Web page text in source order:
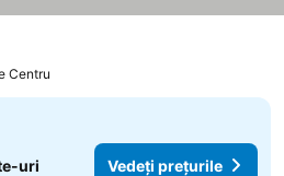
prețurile
Centru
uri Vedeți prețurile